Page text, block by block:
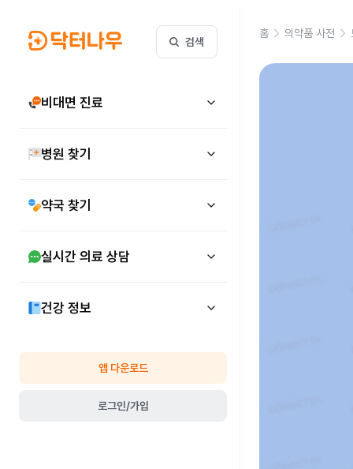
검색
비대면 진료
병원 찾기
약국 찾기
실시간 의료 상담
건강 정보
앱 다운로드
로그인/가입
홈 의약품 사전